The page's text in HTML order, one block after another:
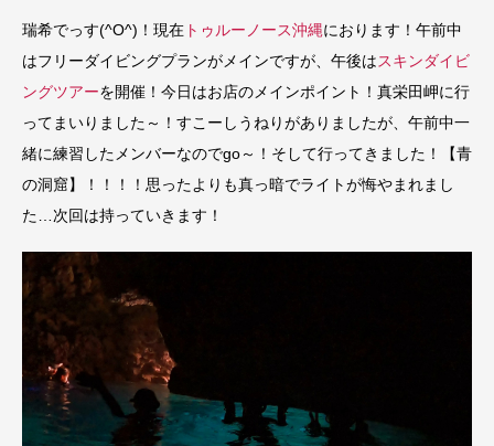
瑞希でっす(^O^)！現在 トゥルーノース沖縄におります！午前中
はフリーダイビングプランがメインですが、午後はスキンダイビ
ングツアーを開催！今日はお店のメインポイント！真栄田岬に行
ってまいりました～！すこーしうねりがありましたが、午前中一
緒に練習したメンバーなのでgo～！そして行ってきました！【青
の洞窟】！！！！思ったよりも真っ暗でライトが悔やまれまし
た…次回は持っていきます！